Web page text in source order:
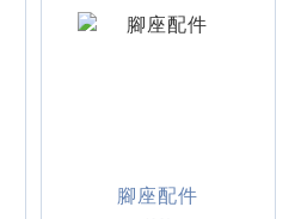
腳座配件